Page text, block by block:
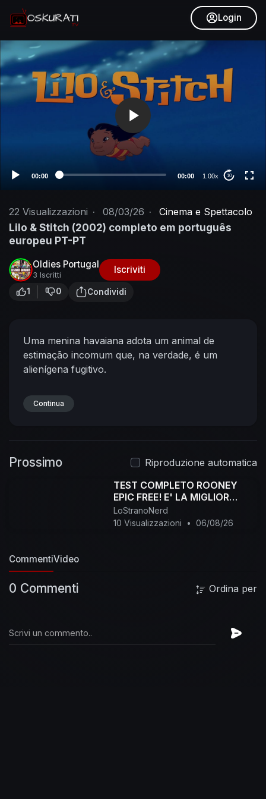
Login
V
i
d
o
00:00 00:00 1.00x 10
22 Visualizzazioni · 08/03/26 · Cinema e Spettacolo
Lilo & Stitch (2002) completo em português
europeu PT-PT
Oldies Portugal
3 Iscritti Iscriviti
1 0 Condividi
Uma menina havaiana adota um animal de
estimação incomum que, na verdade, é um
alienígena fugitivo.
Continua
Prossimo
Riproduzione automatica
TEST COMPLETO ROONEY
EPIC FREE! E' LA MIGLIOR
SCELTA? #efootball
LoStranoNerd
10 Visualizzazioni
• 06/08/26
CommentiVideo
0 Commenti Ordina per